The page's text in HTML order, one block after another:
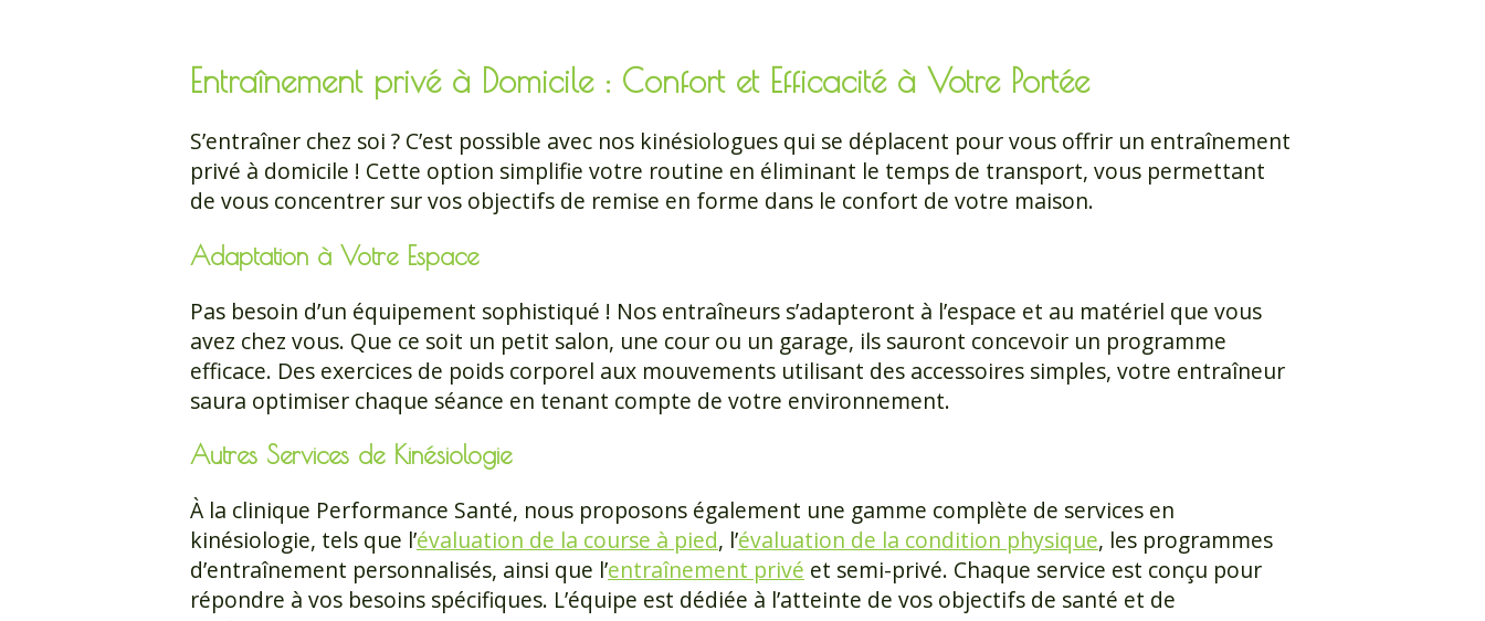
Entraînement privé à Domicile : Confort et Efficacité à Votre Portée
S’entraîner chez soi ? C’est possible avec nos kinésiologues qui se déplacent pour vous offrir un entraînement
privé à domicile ! Cette option simplifie votre routine en éliminant le temps de transport, vous permettant
de vous concentrer sur vos objectifs de remise en forme dans le confort de votre maison.
Adaptation à Votre Espace
Pas besoin d’un équipement sophistiqué ! Nos entraîneurs s’adapteront à l’espace et au matériel que vous
avez chez vous. Que ce soit un petit salon, une cour ou un garage, ils sauront concevoir un programme
efficace. Des exercices de poids corporel aux mouvements utilisant des accessoires simples, votre entraîneur
saura optimiser chaque séance en tenant compte de votre environnement.
Autres Services de Kinésiologie
À la clinique Performance Santé, nous proposons également une gamme complète de services en
kinésiologie, tels que l’évaluation de la course à pied, l’évaluation de la condition physique, les programmes
d’entraînement personnalisés, ainsi que l’entraînement privé et semi-privé. Chaque service est conçu pour
répondre à vos besoins spécifiques. L’équipe est dédiée à l’atteinte de vos objectifs de santé et de